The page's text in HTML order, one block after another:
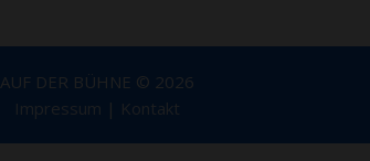
AUF DER BÜHNE © 2026
Impressum | Kontakt